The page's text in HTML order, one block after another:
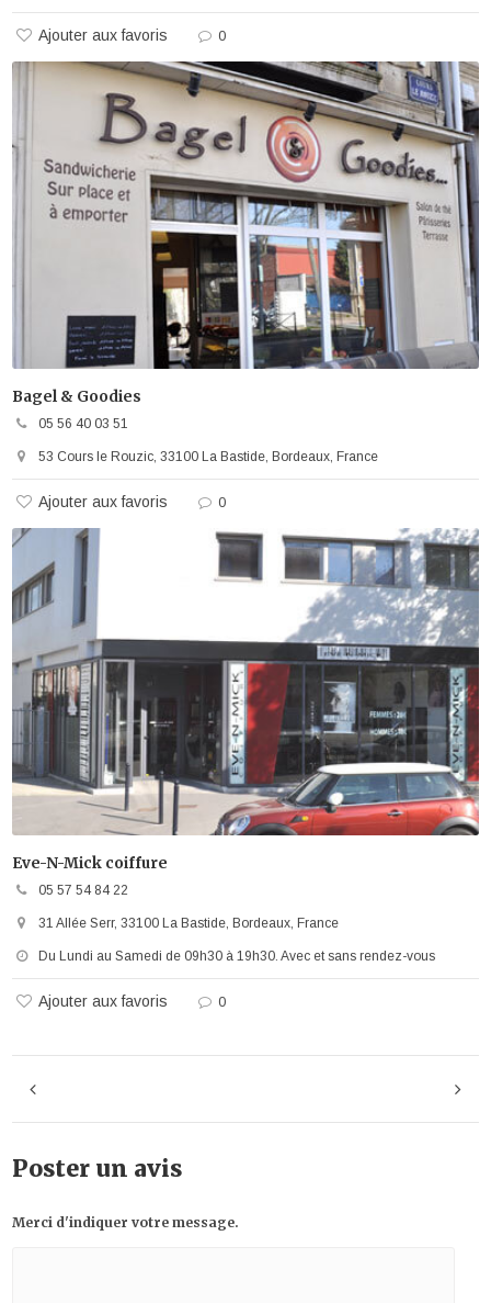
Ajouter aux favoris 0
Bagel & Goodies
05 56 40 03 51
53 Cours le Rouzic, 33100 La Bastide, Bordeaux, France
Ajouter aux favoris 0
Eve-N-Mick coiffure
05 57 54 84 22
31 Allée Serr, 33100 La Bastide, Bordeaux, France
Du Lundi au Samedi de 09h30 à 19h30. Avec et sans rendez-vous
Ajouter aux favoris 0
Poster un avis
Merci d'indiquer votre message.